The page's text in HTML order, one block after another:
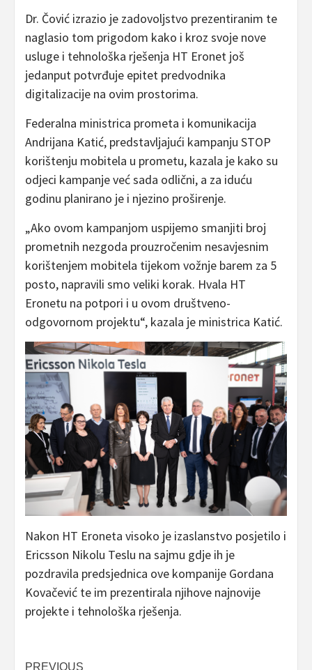
Dr. Čović izrazio je zadovoljstvo prezentiranim te
naglasio tom prigodom kako i kroz svoje nove
usluge i tehnološka rješenja HT Eronet još
jedanput potvrđuje epitet predvodnika
digitalizacije na ovim prostorima.
Federalna ministrica prometa i komunikacija
Andrijana Katić, predstavljajući kampanju STOP
korištenju mobitela u prometu, kazala je kako su
odjeci kampanje već sada odlični, a za iduću
godinu planirano je i njezino proširenje.
„Ako ovom kampanjom uspijemo smanjiti broj
prometnih nezgoda prouzročenim nesavjesnim
korištenjem mobitela tijekom vožnje barem za 5
posto, napravili smo veliki korak. Hvala HT
Eronetu na potpori i u ovom društveno-
odgovornom projektu“, kazala je ministrica Katić.
Nakon HT Eroneta visoko je izaslanstvo posjetilo i
Ericsson Nikolu Teslu na sajmu gdje ih je
pozdravila predsjednica ove kompanije Gordana
Kovačević te im prezentirala njihove najnovije
projekte i tehnološka rješenja.
PREVIOUS